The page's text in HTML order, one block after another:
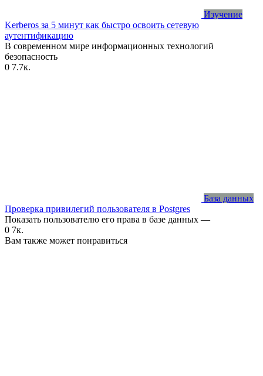
Изучение
Kerberos за 5 минут как быстро освоить сетевую
аутентификацию
В современном мире информационных технологий
безопасность
0 7.7к.
База данных
Проверка привилегий пользователя в Postgres
Показать пользователю его права в базе данных —
0 7к.
Вам также может понравиться